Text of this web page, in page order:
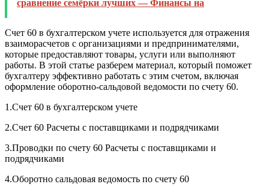
сравнение семёрки лучших — Финансы на
Счет 60 в бухгалтерском учете используется для отражения
взаиморасчетов с организациями и предпринимателями,
которые предоставляют товары, услуги или выполняют
работы. В этой статье разберем материал, который поможет
бухгалтеру эффективно работать с этим счетом, включая
оформление оборотно-сальдовой ведомости по счету 60.
1.Счет 60 в бухгалтерском учете
2.Счет 60 Расчеты с поставщиками и подрядчиками
3.Проводки по счету 60 Расчеты с поставщиками и
подрядчиками
4.Оборотно сальдовая ведомость по счету 60